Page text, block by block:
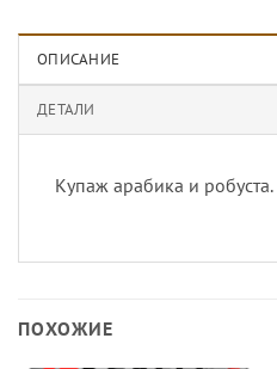
ОПИСАНИЕ
ДЕТАЛИ
Купаж арабика и робуста.
ПОХОЖИЕ